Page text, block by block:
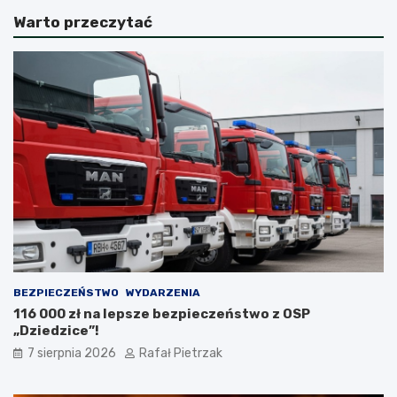
Warto przeczytać
BEZPIECZEŃSTWO WYDARZENIA
116 000 zł na lepsze bezpieczeństwo z OSP
„Dziedzice”!
7 sierpnia 2026 Rafał Pietrzak